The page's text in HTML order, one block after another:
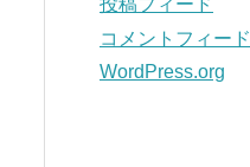
投稿フィード
コメントフィード
WordPress.org